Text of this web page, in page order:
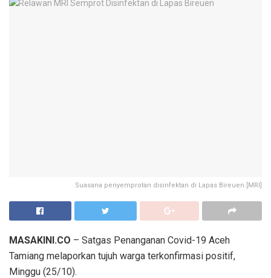
Suasana penyemprotan disinfektan di Lapas Bireuen.[MRI]
MASAKINI.CO – Satgas Penanganan Covid-19 Aceh
Tamiang melaporkan tujuh warga terkonfirmasi positif,
Minggu (25/10).